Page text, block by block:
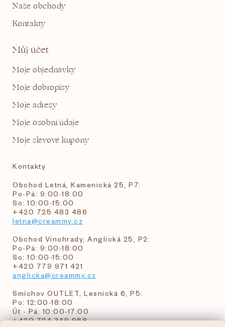
Naše obchody
Kontakty
Můj účet
Moje objednávky
Moje dobropisy
Moje adresy
Moje osobní údaje
Moje slevové kupóny
Kontakty
Obchod Letná, Kamenická 25, P7:
Po-Pá: 9:00-18:00
So: 10:00-15:00
+420 725 483 486
letna@creammy.cz
Obchod Vinohrady, Anglická 25, P2:
Po-Pá: 9:00-18:00
So: 10:00-15:00
+420 779 971 421
anglicka@creammy.cz
Smíchov OUTLET, Lesnická 6, P5:
Po: 12:00-18:00
Út - Pá: 10:00-17:00
+420 724 349 968